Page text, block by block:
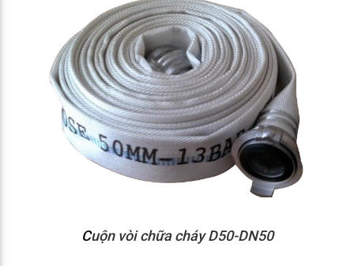
Cuộn vòi chữa cháy D50-DN50